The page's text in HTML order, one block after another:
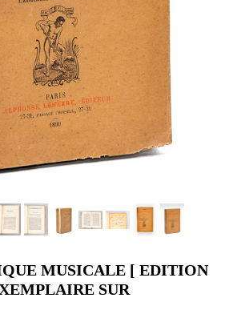
MUSICALE [ EDITION
SUR